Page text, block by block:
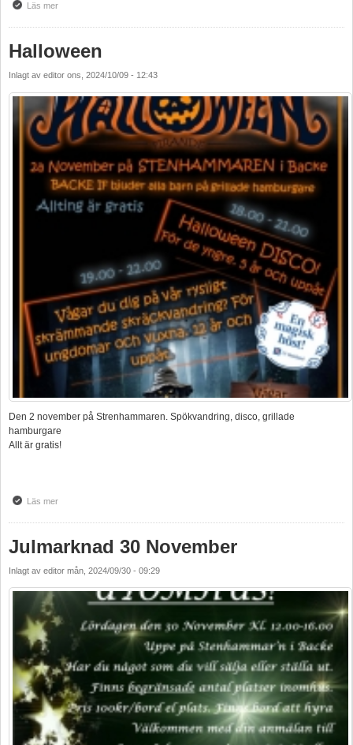
Läs merom Fjällsjöbladet nr 10 för oktober
Halloween
Inlagt av editor ons, 2024/10/09 - 12:43
Den 2 november på Strenhammaren. Spökvandring, disco, grillade
hamburgare
Allt är gratis!
Läs merom Halloween
Julmarknad 30 November
Inlagt av editor mån, 2024/09/30 - 09:29